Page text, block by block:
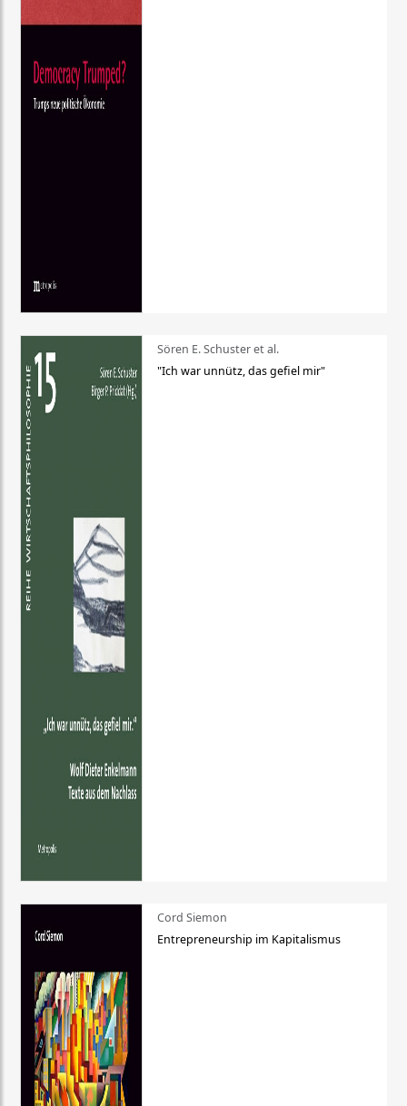
Sören E. Schuster et al.
"Ich war unnütz, das gefiel mir"
Cord Siemon
Entrepreneurship im Kapitalismus